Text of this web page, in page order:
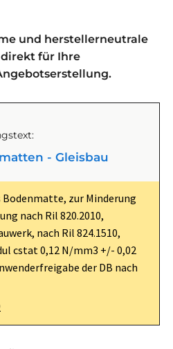
und herstellerneutrale
für Ihre
- Gleisbau
zur Minderung
nach Ril 820.2010,
nach Ril 824.1510,
cstat 0,12 N/mm3 +/- 0,02
der DB nach